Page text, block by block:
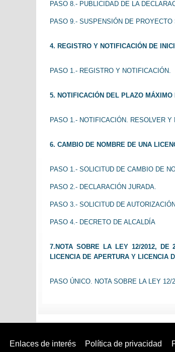
PASO 8.- PUBLICIDAD DE LA
PASO 9.- SUSPENSIÓN DE
4. REGISTRO Y NOTIFICACIÓN DE
PASO 1.- REGISTRO Y NOTIFICACIÓN.
5. NOTIFICACIÓN DEL PLAZO
PASO 1.- NOTIFICACIÓN. RESOLVER Y
6. CAMBIO DE NOMBRE DE UNA
PASO 1.- SOLICITUD DE CAMBIO DE
PASO 2.- DECLARACIÓN JURADA.
PASO 3.- SOLICITUD DE
PASO 4.- DECRETO DE ALCALDÍA
7.NOTA SOBRE LA LEY 12/2012, DE
LICENCIA DE APERTURA Y LICENCIA
PASO ÚNICO. NOTA SOBRE LA LEY
Enlaces de interés Política de privacidad